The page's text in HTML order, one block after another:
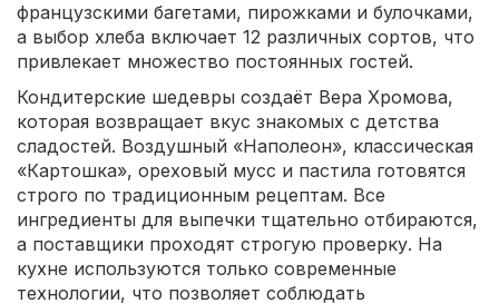
французскими багетами, пирожками и булочками,
а выбор хлеба включает 12 различных сортов, что
привлекает множество постоянных гостей.
Кондитерские шедевры создаёт Вера Хромова,
которая возвращает вкус знакомых с детства
сладостей. Воздушный «Наполеон», классическая
«Картошка», ореховый мусс и пастила готовятся
строго по традиционным рецептам. Все
ингредиенты для выпечки тщательно отбираются,
а поставщики проходят строгую проверку. На
кухне используются только современные
технологии, что позволяет соблюдать